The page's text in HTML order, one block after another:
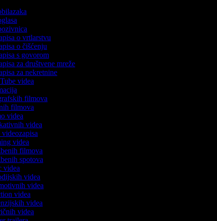
o vrtlarstvu
o čišćenju
s govorom
za društvene mreže
za nekretnine
videa
filmova
filmova
videa
videa
videozapisa
videa
filmova
spotova
videa
videa
videa
videa
videa
videa